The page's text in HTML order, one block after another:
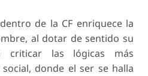
dentro de la CF enriquece la
al dotar de sentido su
criticar las lógicas más
donde el ser se halla